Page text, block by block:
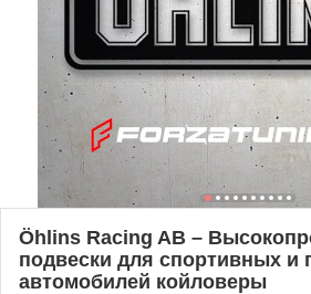
Öhlins Racing AB –
подвески для спортивных и
автомобилей койловеры